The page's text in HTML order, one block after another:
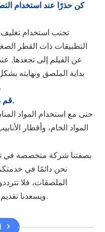
تجنب استخدام
التطبيقات ذات القطر
عن الفيلم إلى تجعدها.
بداية الملصق ونهايته
على تخفيف الضغط وتقليل التجعد.
4. قم دائمًا بالاختبار قبل الإنتاج الكامل.
حتى مع استخدام المواد
المواد الخام، وأقطار
بصفتنا شركة متخصصة في
نحن دائمًا في
الملصقات، فلا
ويسعدنا تقديم الإرشادات أو توفير عينات للاختبار.